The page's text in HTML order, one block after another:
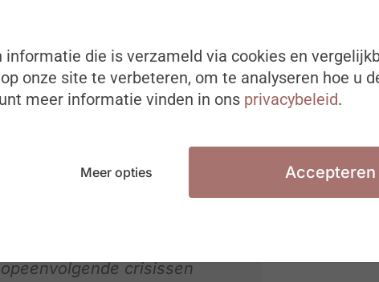
werkvloer. Een kwart (26,1%) van de
hebben, komt in aanraking met
17,4% ervaarde grensoverschrijdend
en Bescherming op het werk van
en duidelijk grenzen
zadelden de moeilijke
crisissen
die is verzameld via cookies en
onze site te verbeteren, om te analyseren hoe u
meer informatie vinden in ons privacybeleid.
Meer opties Accepteren